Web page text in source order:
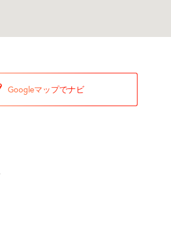
Googleマップでナビ